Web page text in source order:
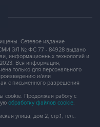
Сетевое издание
СМИ ЭЛ № ФС 77 - 84928 выдано
информационных технологий и
Вся информация,
только для персонального
и/или
с письменного разрешения
cookie. Продолжая работу с
обработку файлов cookie.
улица, дом 2, стр.1, тел.: